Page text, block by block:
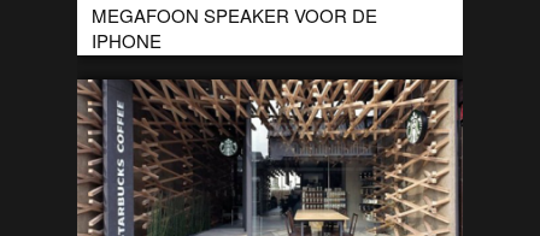
MEGAFOON SPEAKER VOOR DE
IPHONE
De Megaphone is een speaker van keramiek gemaakt voor
de iPhone. Een stijlvolle manier om je muziek te beluisteren.